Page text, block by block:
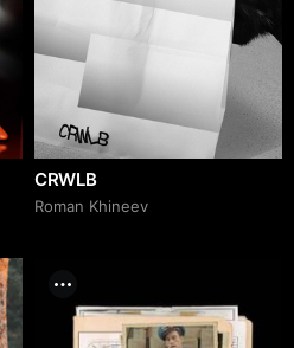
CRWLB
Roman Khineev